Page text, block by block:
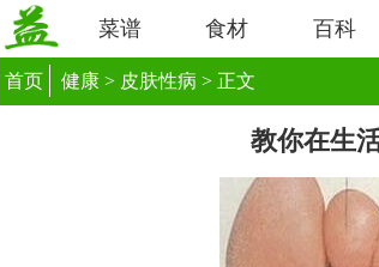
菜谱 食材 百科
首页 健康 > 皮肤性病 > 正文
教你在生